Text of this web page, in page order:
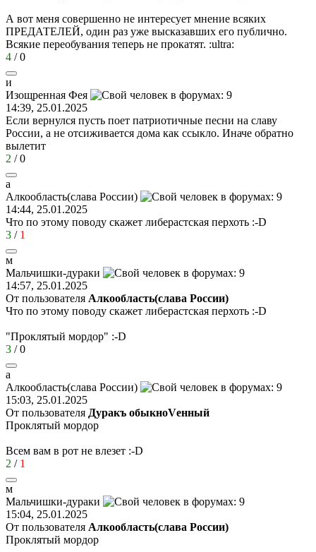
А вот меня совершенно не интересует мнение всяких
ПРЕДАТЕЛЕЙ, один раз уже высказавших его публично.
Всякие переобувания теперь не прокатят. :ultra:
4 /0
и
Изощренная Фея
14:39, 25.01.2025
Если вернулся пусть поет патриотичные песни на славу
России, а не отсиживается дома как ссыкло. Иначе обратно
вылетит
2 /0
а
Алкообласть(слава России)
14:44, 25.01.2025
Что по этому поводу скажет либерастская перхоть :-D
3 / 1
м
Мальчишки-дураки
14:57, 25.01.2025
От пользователя Алкообласть(слава России)
Что по этому поводу скажет либерастская перхоть :-D
"Проклятый мордор" :-D
3 /0
а
Алкообласть(слава России)
15:03, 25.01.2025
От пользователя Дуракъ обыкноVенный
Проклятый мордор
Всем вам в рот не влезет :-D
2 / 1
м
Мальчишки-дураки
15:04, 25.01.2025
От пользователя Алкообласть(слава России)
Проклятый мордор